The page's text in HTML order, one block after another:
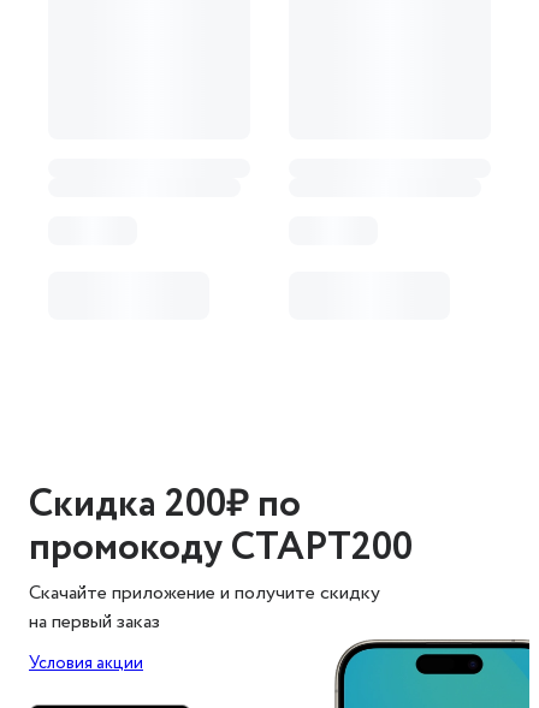
Скидка 200₽ по
промокоду СТАРТ200
Скачайте приложение и получите скидку
на первый заказ
Условия акции